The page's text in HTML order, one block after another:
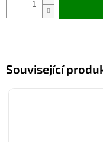
Související